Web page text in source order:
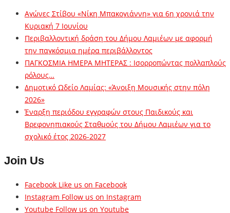
Αγώνες Στίβου «Νίκη Μπακογιάννη» για 6η χρονιά την
Κυριακή 7 Ιουνίου
Περιβαλλοντική δράση του Δήμου Λαμιέων με αφορμή
την παγκόσμια ημέρα περιβάλλοντος
ΠΑΓΚΟΣΜΙΑ ΗΜΕΡΑ ΜΗΤΕΡΑΣ : Ισορροπώντας πολλαπλούς
ρόλους…
Δημοτικό Ωδείο Λαμίας: «Άνοιξη Μουσικής στην πόλη
2026»
Έναρξη περιόδου εγγραφών στους Παιδικούς και
Βρεφονηπιακούς Σταθμούς του Δήμου Λαμιέων για το
σχολικό έτος 2026-2027
Join Us
Facebook Like us on Facebook
Instagram Follow us on Instagram
Youtube Follow us on Youtube